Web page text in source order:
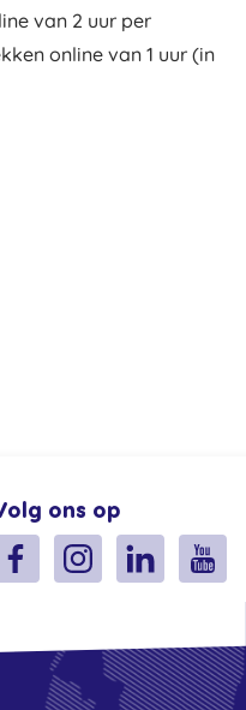
van 2 uur per
online van 1 uur (in
ons op